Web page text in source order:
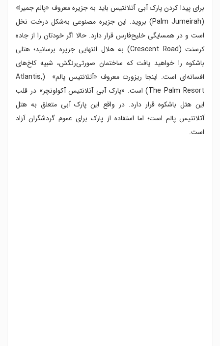
برای پیدا کردن پارک آبی آتلانتیس باید به جزیره معروف «پالم جمیرا»
(Palm Jumeirah) بروید. این جزیره مصنوعی به‌شکل درخت نخل
است و در همسایگی خلیح‌فارس قرار دارد. حالا اگر خودتان را از جاده
کرسنت (Crescent Road) به هلال انتهایی جزیره برسانید؛ هتلی
باشکوه را خواهید یافت که ساختمان صورتی‌رنگش، شبیه کاخ‌های
افسانه‌ای است. اینجا ریزورت معروف «آتلانتیس پالم» (Atlantis,
The Palm Resort) است. «پارک آبی آتلانتیس آکواونچر» در قلب
این هتل باشکوه قرار دارد. در واقع این پارک آبی متعلق به هتل
آتلانتیس پالم است؛ اما استفاده از پارک برای عموم گردشگران آزاد
است.